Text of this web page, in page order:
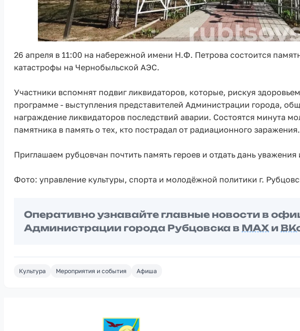
26 апреля в 11:00 на набережной имени Н.Ф. Петрова состоится
катастрофы на Чернобыльской АЭС.
Участники вспомнят подвиг ликвидаторов, которые, рискуя
программе - выступления представителей Администрации города,
награждение ликвидаторов последствий аварии. Состоятся минута
памятника в память о тех, кто пострадал от радиационного заражения.
Приглашаем рубцовчан почтить память героев и отдать дань
Фото: управление культуры, спорта и молодёжной политики г.
Оперативно узнавайте главные новости в
Администрации города Рубцовска в MAX и
Культура Мероприятия и события Афиша